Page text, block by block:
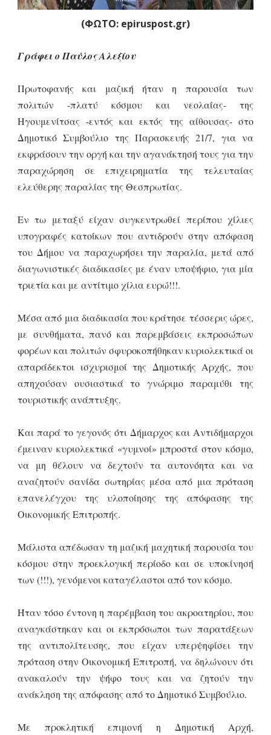
(ΦΩΤΟ: epiruspost.gr)
Γράφει ο Παύλος Αλεξίου
Πρωτοφανής και μαζική ήταν η παρουσία των
πολιτών -πλατύ κόσμου και νεολαίας- της
Ηγουμενίτσας -εντός και εκτός της αίθουσας- στο
Δημοτικό Συμβούλιο της Παρασκευής 21/7, για να
εκφράσουν την οργή και την αγανάκτησή τους για την
παραχώρηση σε επιχειρηματία της τελευταίας
ελεύθερης παραλίας της Θεσπρωτίας.
Εν τω μεταξύ είχαν συγκεντρωθεί περίπου χίλιες
υπογραφές κατοίκων που αντιδρούν στην απόφαση
του Δήμου να παραχωρήσει την παραλία, μετά από
διαγωνιστικές διαδικασίες με έναν υποψήφιο, για μία
τριετία και με αντίτιμο χίλια ευρώ!!!.
Μέσα από μια διαδικασία που κράτησε τέσσερις ώρες,
με συνθήματα, πανό και παρεμβάσεις εκπροσώπων
φορέων και πολιτών σφυροκοπήθηκαν κυριολεκτικά οι
απαράδεκτοι ισχυρισμοί της Δημοτικής Αρχής, που
απηχούσαν ουσιαστικά το γνώριμο παραμύθι της
τουριστικής ανάπτυξης.
Και παρά το γεγονός ότι Δήμαρχος και Αντιδήμαρχοι
έμειναν κυριολεκτικά «γυμνοί» μπροστά στον κόσμο,
να μη θέλουν να δεχτούν τα αυτονόητα και να
αναζητούν σανίδα σωτηρίας μέσα από μια πρόταση
επανελέγχου της υλοποίησης της απόφασης της
Οικονομικής Επιτροπής.
Μάλιστα απέδωσαν τη μαζική μαχητική παρουσία του
κόσμου στην προεκλογική περίοδο και σε υποκίνησή
των (!!!), γενόμενοι καταγέλαστοι από τον κόσμο.
Ήταν τόσο έντονη η παρέμβαση του ακροατηρίου, που
αναγκάστηκαν και οι εκπρόσωποι των παρατάξεων
της αντιπολίτευσης, που είχαν υπερψηφίσει την
πρόταση στην Οικονομική Επιτροπή, να δηλώνουν ότι
ανακαλούν την ψήφο τους και να ζητούν την
ανάκληση της απόφασης από το Δημοτικό Συμβούλιο.
Με προκλητική επιμονή η Δημοτική Αρχή,